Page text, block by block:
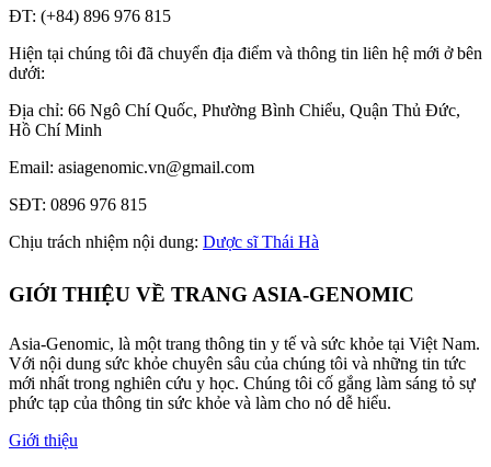
ĐT: (+84) 896 976 815
Hiện tại chúng tôi đã chuyển địa điểm và thông tin liên hệ mới ở bên
dưới:
Địa chỉ: 66 Ngô Chí Quốc, Phường Bình Chiểu, Quận Thủ Đức,
Hồ Chí Minh
Email: asiagenomic.vn@gmail.com
SĐT: 0896 976 815
Chịu trách nhiệm nội dung: Dược sĩ Thái Hà
GIỚI THIỆU VỀ TRANG ASIA-GENOMIC
Asia-Genomic, là một trang thông tin y tế và sức khỏe tại Việt Nam.
Với nội dung sức khỏe chuyên sâu của chúng tôi và những tin tức
mới nhất trong nghiên cứu y học. Chúng tôi cố gắng làm sáng tỏ sự
phức tạp của thông tin sức khỏe và làm cho nó dễ hiểu.
Giới thiệu